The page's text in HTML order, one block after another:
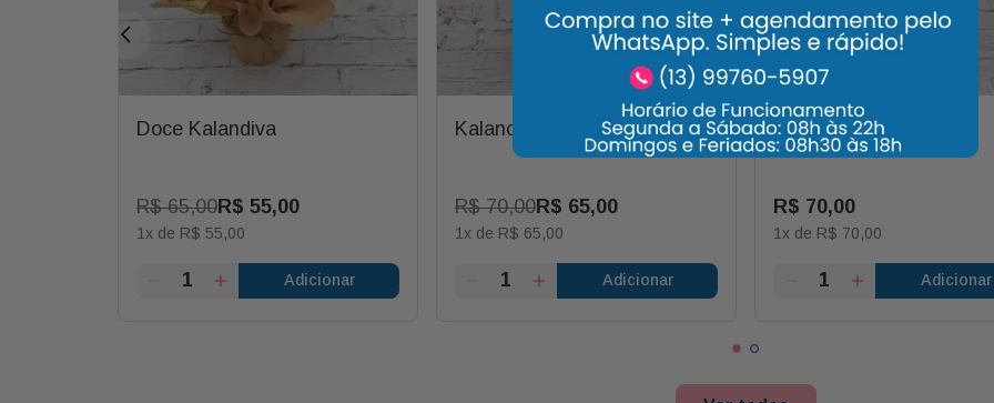
Doce Kalandiva
R$ 65,00R$ 55,00
1x de R$ 55,00
Adicionar
Kalanchoe Mimoso
R$ 70,00R$ 65,00
1x de R$ 65,00
Adicionar
Kalanchoe Delicado
R$ 70,00
1x de R$ 70,00
Adicionar